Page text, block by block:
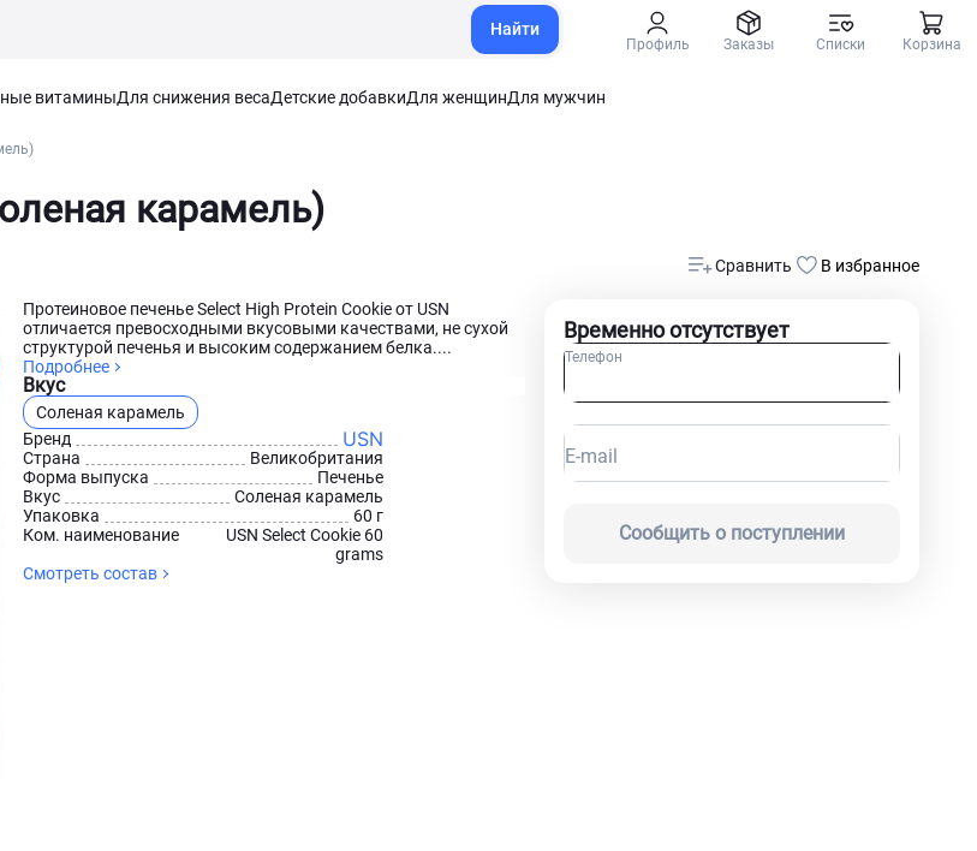
Найти
Профиль Заказы Списки Корзина
витаминыДля снижения весаДетские добавкиДля женщинДля мужчин
карамель)
Сравнить В избранное
Протеиновое печенье Select High Protein Cookie от USN
отличается превосходными вкусовыми качествами, не сухой
структурой печенья и высоким содержанием белка....
Подробнее
Вкус
Соленая карамель
Бренд
USN
Страна
Великобритания
Форма выпуска
Печенье
Вкус
Соленая карамель
Упаковка
60 г
Ком. наименование
USN Select Cookie 60
grams
Смотреть состав
Временно отсутствует
Телефон
E-mail
Сообщить о поступлении